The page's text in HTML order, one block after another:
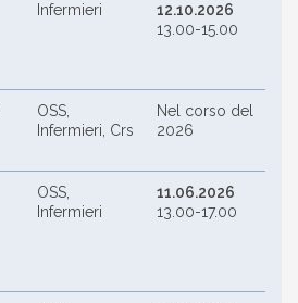
Infermieri
12.10.2026
13.00-15.00
OSS,
Infermieri, Crs
Nel corso del
2026
OSS,
Infermieri
11.06.2026
13.00-17.00